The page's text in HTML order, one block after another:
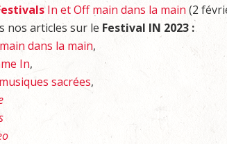
In et Off main dans la main(2
nos articles sur le Festival IN 2023 :
dans la main,
In,
sacrées,